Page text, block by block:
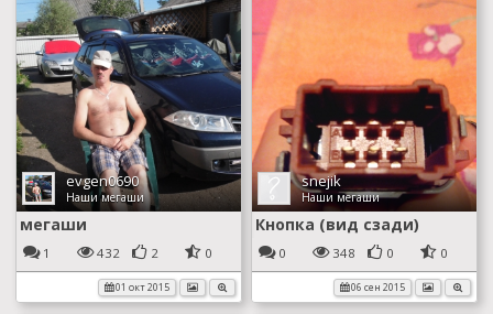
evgen0690
Наши мегаши
мегаши
1 432 2 0
01 окт 2015
snejik
Наши мегаши
Кнопка (вид сзади)
0 348 0 0
06 сен 2015